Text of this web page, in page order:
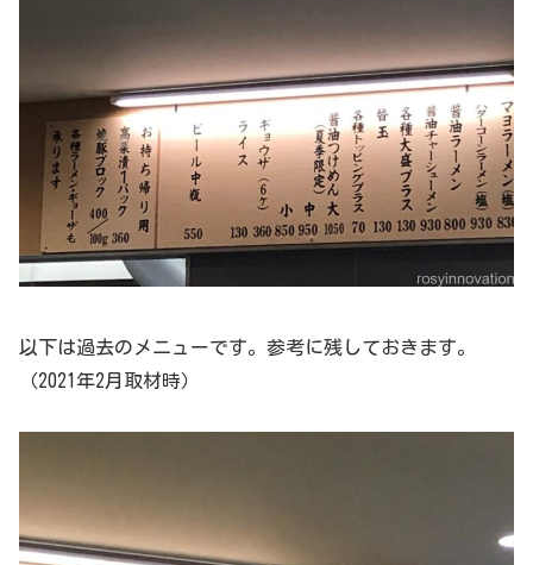
以下は過去のメニューです。参考に残しておきます。
（2021年2月取材時）